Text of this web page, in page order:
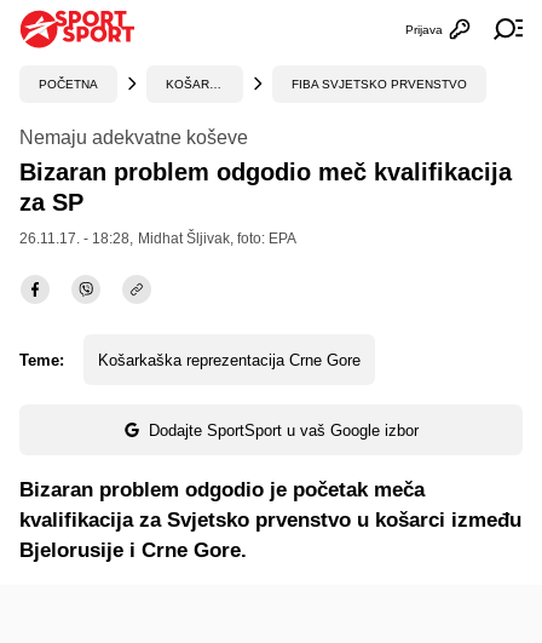
Otvori
Prijava
POČETNA FIBA SVJETSKO PRVENSTVO
Nemaju adekvatne koševe
Bizaran problem odgodio meč kvalifikacija
za SP
26.11.17. - 18:28, Midhat Šljivak, foto: EPA
Teme: Košarkaška reprezentacija Crne Gore
Dodajte SportSport u vaš Google izbor
Bizaran problem odgodio je početak meča
kvalifikacija za Svjetsko prvenstvo u košarci između
Bjelorusije i Crne Gore.